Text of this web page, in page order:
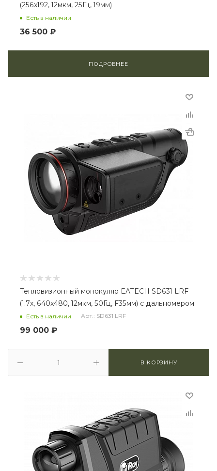
(256x192, 12мкм, 25Гц, 19мм)
Есть в наличии
36 500 ₽
ПОДРОБНЕЕ
Тепловизионный монокуляр EATECH SD631 LRF
(1.7x, 640x480, 12мкм, 50Гц, F35мм) с дальномером
Есть в наличии Арт.: SD631 LRF
99 000 ₽
В КОРЗИНУ